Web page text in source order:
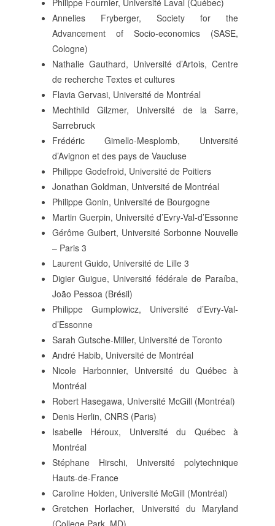
Annelies Fryberger, Society for the
Advancement of Socio-economics (SASE,
Cologne)
Nathalie Gauthard, Université d’Artois, Centre
de recherche Textes et cultures
Flavia Gervasi, Université de Montréal
Mechthild Gilzmer, Université de la Sarre,
Sarrebruck
Frédéric Gimello-Mesplomb, Université
d’Avignon et des pays de Vaucluse
Philippe Godefroid, Université de Poitiers
Jonathan Goldman, Université de Montréal
Philippe Gonin, Université de Bourgogne
Martin Guerpin, Université d’Evry-Val-d’Essonne
Gérôme Guibert, Université Sorbonne Nouvelle
– Paris 3
Laurent Guido, Université de Lille 3
Digier Guigue, Université fédérale de Paraíba,
João Pessoa (Brésil)
Philippe Gumplowicz, Université d’Evry-Val-
d’Essonne
Sarah Gutsche-Miller, Université de Toronto
André Habib, Université de Montréal
Nicole Harbonnier, Université du Québec à
Montréal
Robert Hasegawa, Université McGill (Montréal)
Denis Herlin, CNRS (Paris)
Isabelle Héroux, Université du Québec à
Montréal
Stéphane Hirschi, Université polytechnique
Hauts-de-France
Caroline Holden, Université McGill (Montréal)
Gretchen Horlacher, Université du Maryland
(College Park, MD)